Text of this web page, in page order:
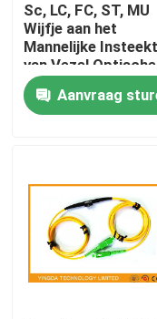
Huis
Ongeveer ons
Fabrieksreis
Sc, LC, FC, ST, MU
Wijfje aan het
Mannelijke
van Vezel Optische
Demper (FC-APC
Aanvraag